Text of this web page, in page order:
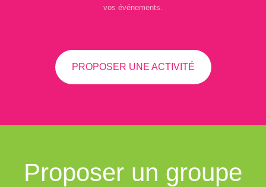
vos événements.
PROPOSER UNE ACTIVITÉ
Proposer un groupe